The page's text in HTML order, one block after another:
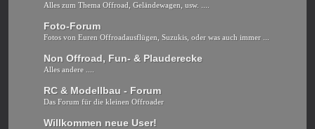
Alles zum Thema Offroad, Geländewagen, usw. ....
Foto-Forum
Fotos von Euren Offroadausflügen, Suzukis, oder was auch immer ...
Non Offroad, Fun- & Plauderecke
Alles andere ....
RC & Modellbau - Forum
Das Forum für die kleinen Offroader
Willkommen neue User!